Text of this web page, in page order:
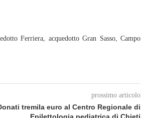
Ferriera, acquedotto Gran Sasso, Campo
prossimo articolo
tremila euro al Centro Regionale di